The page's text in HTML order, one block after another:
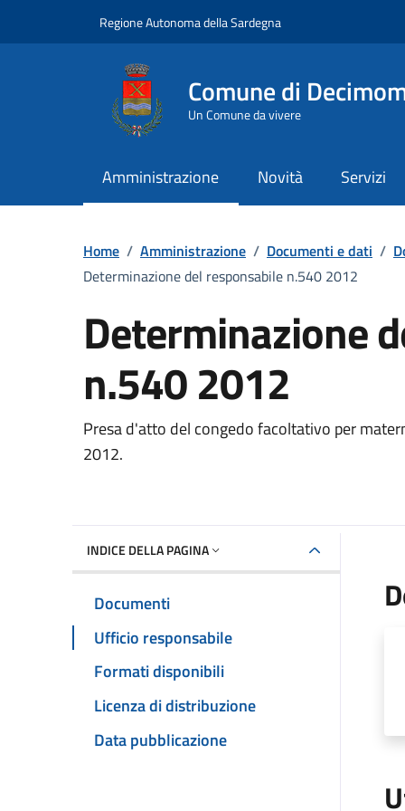
Regione Autonoma della Sardegna
Comune di
Un Comune da vivere
Amministrazione Novità Servizi
Home / Amministrazione / Documenti e dati /
Determinazione del responsabile n.540 2012
Determinazione
n.540 2012
Dettaglio del documento
Presa d'atto del congedo facoltativo per
2012.
INDICE DELLA PAGINA
Documenti
Ufficio responsabile
Formati disponibili
Licenza di distribuzione
Data pubblicazione